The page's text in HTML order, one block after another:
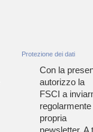
Protezione dei dati
Con la
autorizzo la
FSCI a
regolarmente
propria